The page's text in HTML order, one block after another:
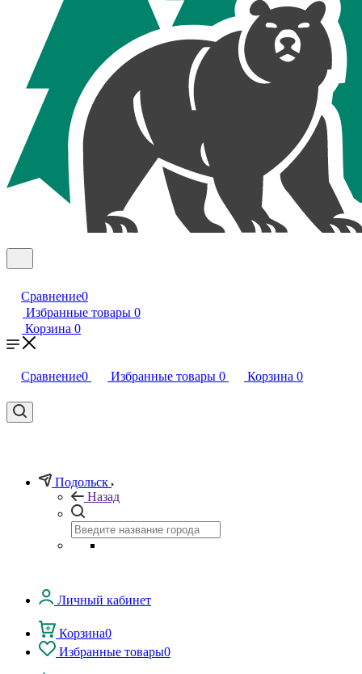
Сравнение0
Избранные товары 0
Корзина 0
Сравнение0 Избранные товары 0 Корзина 0
Подольск
Назад
Личный кабинет
Корзина0
Избранные товары0